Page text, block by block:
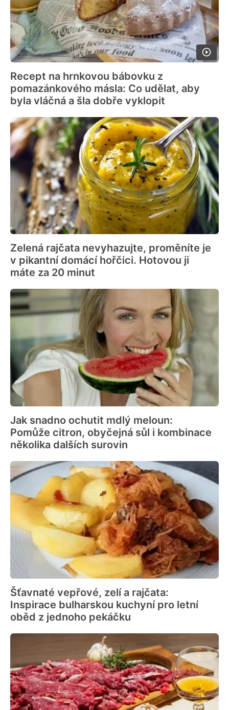
Recept na hrnkovou bábovku z
pomazánkového másla: Co udělat, aby
byla vláčná a šla dobře vyklopit
Zelená rajčata nevyhazujte, proměníte je
v pikantní domácí hořčici. Hotovou ji
máte za 20 minut
Jak snadno ochutit mdlý meloun:
Pomůže citron, obyčejná sůl i kombinace
několika dalších surovin
Šťavnaté vepřové, zelí a rajčata:
Inspirace bulharskou kuchyní pro letní
oběd z jednoho pekáčku